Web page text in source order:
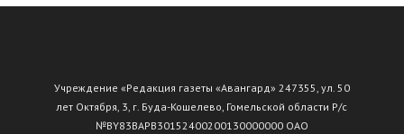
Учреждение «Редакция газеты «Авангард» 247355, ул. 50
лет Октября, 3, г. Буда-Кошелево, Гомельской области Р/с
№ВY83ВАРВ30152400200130000000 ОАО